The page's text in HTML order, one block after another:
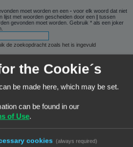
moet worden en een - voor elk woord dat niet
lijst met woorden gescheiden door een
tussen
gevonden moet worden. Gebruik * als een joker
de zoekopdracht zoals het is ingevuld
overeenkomsten.
je wil doorzoeken. Subforums worden automatisch
hieronder niet uitschakelt.
the Cookie´s
be made here, which may be set.
can be found in our
of Use.
cookies (always required)